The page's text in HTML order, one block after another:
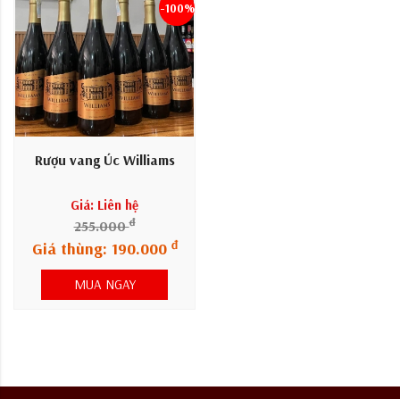
Rượu vang Úc Williams
Giá: Liên hệ
255.000đ
-100%
Giá thùng: 190.000 đ
MUA NGAY